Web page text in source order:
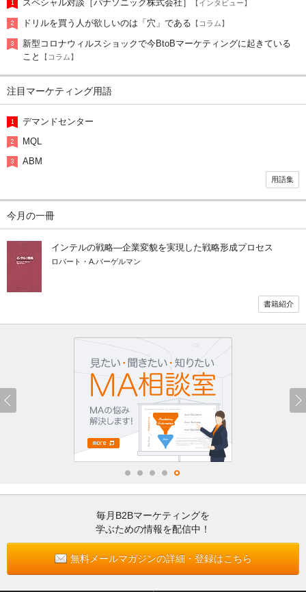
スペシャル対談［パナソニック株式会社］ 【インタビュー】
ドリルを買う人が欲しいのは「穴」である 【コラム】
新型コロナウィルスショックで今BtoBマーケティングに起きている
こと
【コラム】
注目マーケティング用語
デマンドセンター
MQL
ABM
用語集
今月の一冊
インテルの戦略―企業変貌を実現した戦略形成プロセス
ロバート・A.バーゲルマン
書籍紹介
毎月B2Bマーケティングを
学ぶための情報を配信中！
無料メールマガジンの詳細・登録はこちら